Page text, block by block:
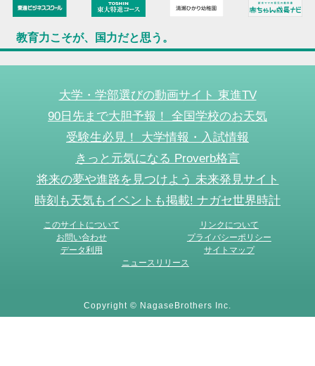
教育力こそが、国力だと思う。
大学・学部選びの動画サイト 東進TV
90日先まで大胆予報！ 全国学校のお天気
受験生必見！ 大学情報・入試情報
きっと元気になる Proverb格言
将来の夢や進路を見つけよう 未来発見サイト
時刻も天気もイベントも掲載! ナガセ世界時計
このサイトについて
リンクについて
お問い合わせ
プライバシーポリシー
データ利用
サイトマップ
ニュースリリース
Copyright © NagaseBrothers Inc.